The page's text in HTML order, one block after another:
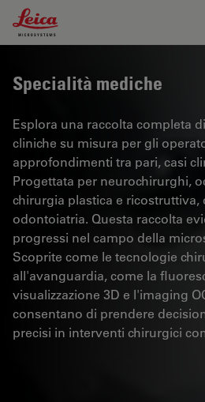
Leica Microsystems Logo
Specialità mediche
Esplora una raccolta completa
cliniche su misura per gli
approfondimenti tra pari, casi
Progettata per neurochirurghi,
chirurgia plastica e
odontoiatria. Questa raccolta
progressi nel campo della
Scoprite come le tecnologie
all'avanguardia, come la
visualizzazione 3D e l'imaging
consentano di prendere
precisi in interventi chirurgici